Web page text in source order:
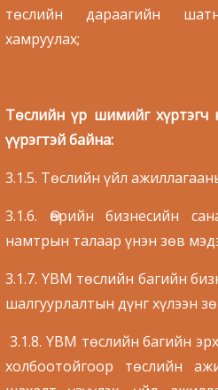
төслийн дараагийн
хамруулах;
Төслийн үр шимийг хүртэгч
үүрэгтэй байна:
3.1.5. Төслийн үйл
3.1.6. Өөрийн бизнесийн
намтрын талаар үнэн зөв
3.1.7. YBM төслийн багийн
шалгуурлалтын дүнг хүлээн
3.1.8. YBM төслийн багийн
холбоотойгоор төслийн